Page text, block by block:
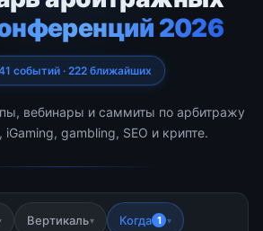
2026
событий · 222 ближайших
вебинары и саммиты по арбитражу
iGaming, gambling, SEO и крипте.
Вертикаль▾ Когда 1 ▾